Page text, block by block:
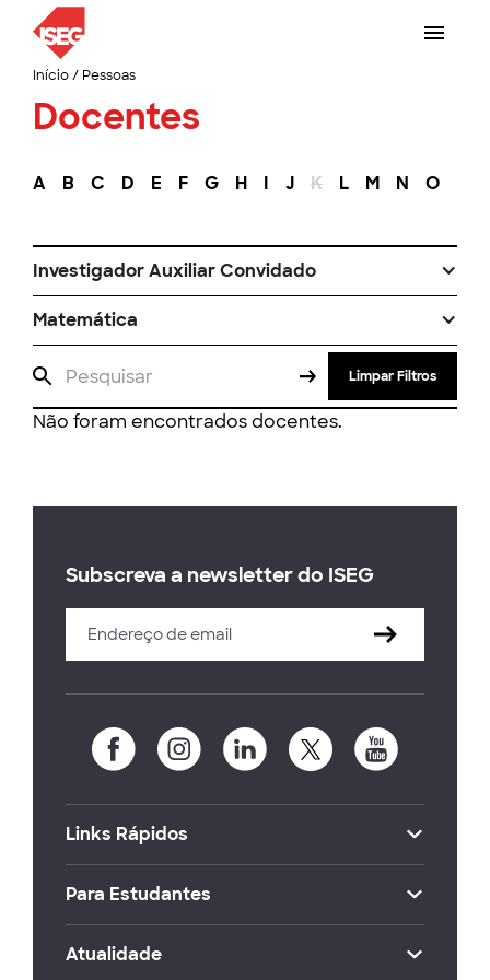
Início/ Pessoas
Docentes
A B C D E F G H I J K L M N O
Investigador Auxiliar Convidado
Matemática
Limpar Filtros
Não foram encontrados docentes.
Subscreva a newsletter do ISEG
Links Rápidos
Para Estudantes
Atualidade